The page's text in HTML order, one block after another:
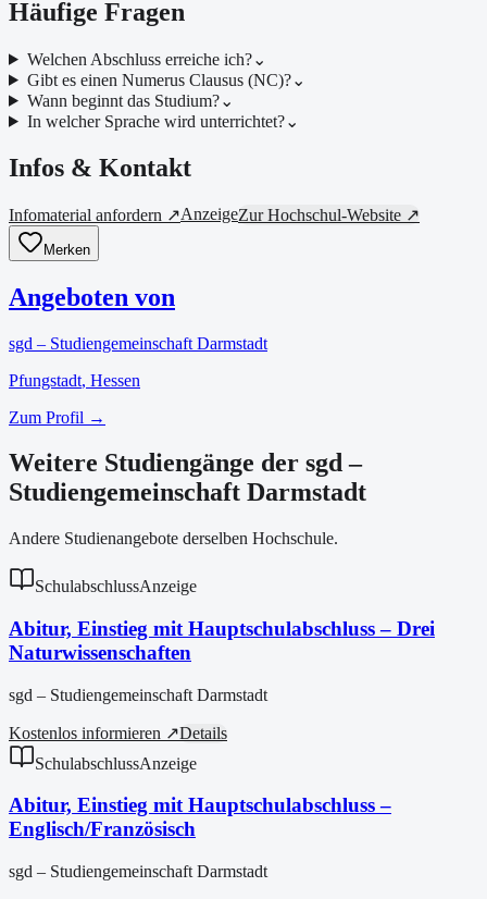
Häufige Fragen
Welchen Abschluss erreiche ich?⌄
Gibt es einen Numerus Clausus (NC)?⌄
Wann beginnt das Studium?⌄
In welcher Sprache wird unterrichtet?⌄
Infos & Kontakt
Infomaterial anfordern ↗AnzeigeZur Hochschul-Website ↗
Merken
Angeboten von
sgd – Studiengemeinschaft Darmstadt
Pfungstadt, Hessen
Zum Profil →
Weitere Studiengänge der sgd –
Studiengemeinschaft Darmstadt
Andere Studienangebote derselben Hochschule.
SchulabschlussAnzeige
Abitur, Einstieg mit Hauptschulabschluss – Drei
Naturwissenschaften
sgd – Studiengemeinschaft Darmstadt
Kostenlos informieren ↗Details
SchulabschlussAnzeige
Abitur, Einstieg mit Hauptschulabschluss –
Englisch/Französisch
sgd – Studiengemeinschaft Darmstadt